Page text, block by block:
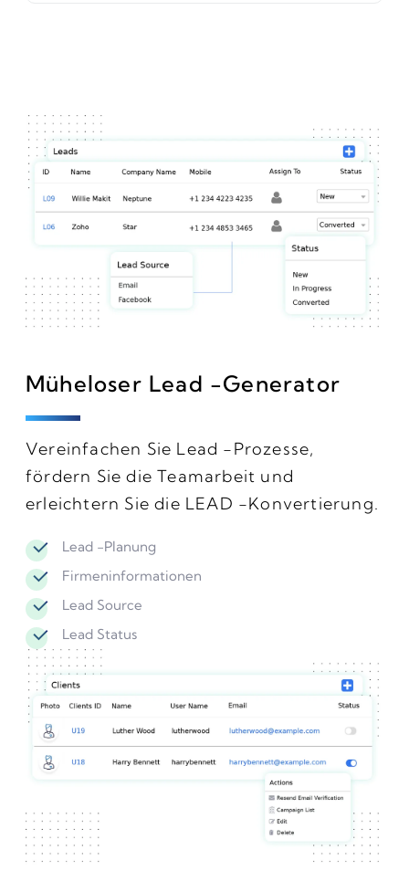
Müheloser Lead -Generator
Vereinfachen Sie Lead -Prozesse,
fördern Sie die Teamarbeit und
erleichtern Sie die LEAD -Konvertierung.
Lead -Planung
Firmeninformationen
Lead Source
Lead Status